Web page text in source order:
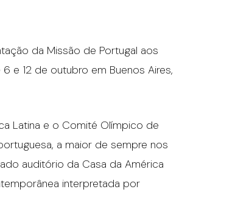
da Missão de Portugal aos
e 12 de outubro em Buenos Aires,
Latina e o Comité Olímpico de
a maior de sempre nos
auditório da Casa da América
interpretada por